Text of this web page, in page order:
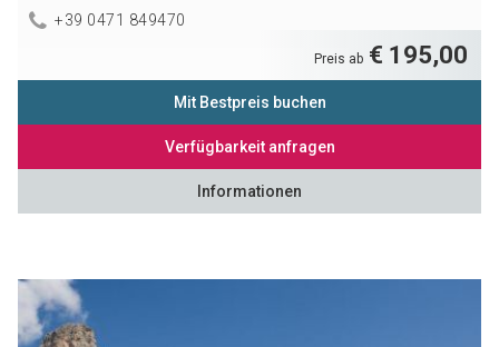
+39 0471 849470
Preis ab € 195,00
Mit Bestpreis buchen
Verfügbarkeit anfragen
Informationen